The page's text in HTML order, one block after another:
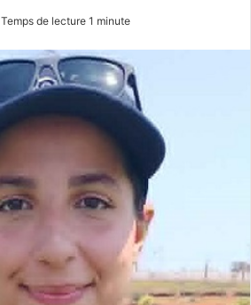
Temps de lecture 1 minute